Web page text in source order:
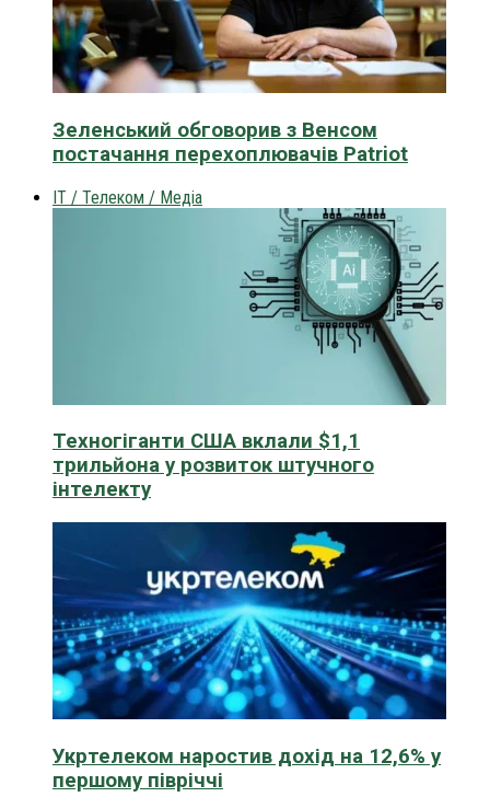
Зеленський обговорив з Венсом
постачання перехоплювачів Patriot
IT / Телеком / Медіа
Техногіганти США вклали $1,1
трильйона у розвиток штучного
інтелекту
Укртелеком наростив дохід на 12,6% у
першому півріччі